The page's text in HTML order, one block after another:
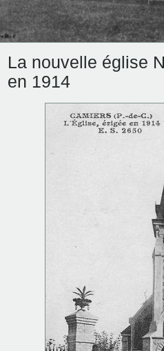
La nouvelle église
en 1914